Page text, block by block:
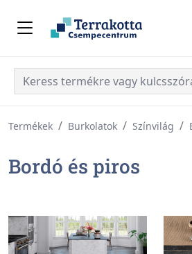
Termékek Burkolatok Színvilág
Bordó és piros